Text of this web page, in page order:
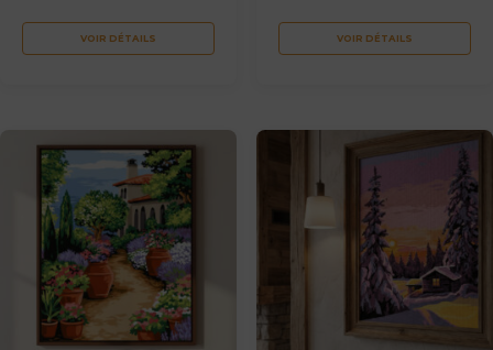
VOIR DÉTAILS VOIR DÉTAILS